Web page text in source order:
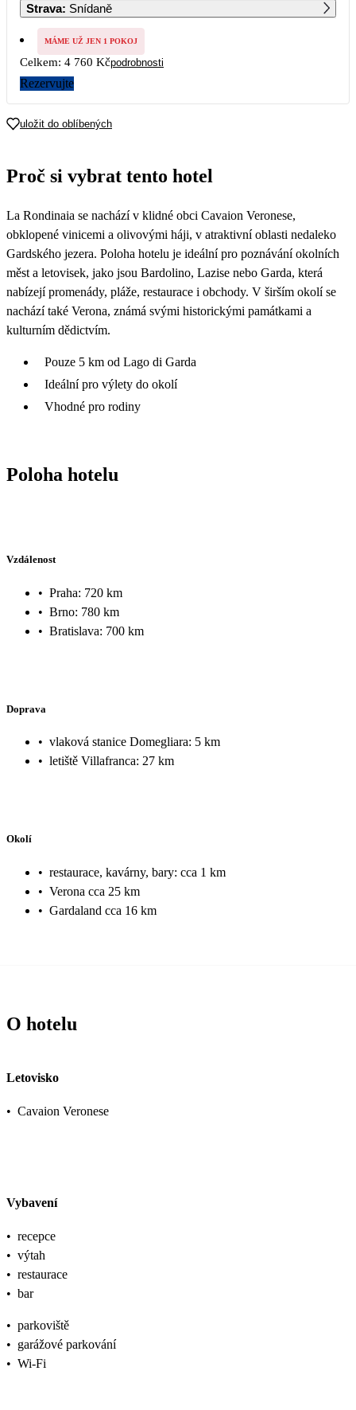
7
3 320
8 9 10 11 12 13
14
3 500
15 16
21
3 500
22
3 500
23 24 25 26 27
Strava: Snídaně
MÁME UŽ JEN 1 POKOJ
Celkem: 4 760 Kčpodrobnosti
Rezervujte
uložit do oblíbených
Proč si vybrat tento hotel
La Rondinaia se nachází v klidné obci Cavaion Veronese,
obklopené vinicemi a olivovými háji, v atraktivní oblasti nedaleko
Gardského jezera. Poloha hotelu je ideální pro poznávání okolních
měst a letovisek, jako jsou Bardolino, Lazise nebo Garda, která
nabízejí promenády, pláže, restaurace i obchody. V širším okolí se
nachází také Verona, známá svými historickými památkami a
kulturním dědictvím.
Pouze 5 km od Lago di Garda
Ideální pro výlety do okolí
Vhodné pro rodiny
Poloha hotelu
Vzdálenost
• Praha: 720 km
• Brno: 780 km
• Bratislava: 700 km
Doprava
• vlaková stanice Domegliara: 5 km
• letiště Villafranca: 27 km
Okolí
• restaurace, kavárny, bary: cca 1 km
• Verona cca 25 km
• Gardaland cca 16 km
O hotelu
Letovisko
• Cavaion Veronese
Vybavení
• recepce
• výtah
• restaurace
• bar
• parkoviště
• garážové parkování
• Wi-Fi